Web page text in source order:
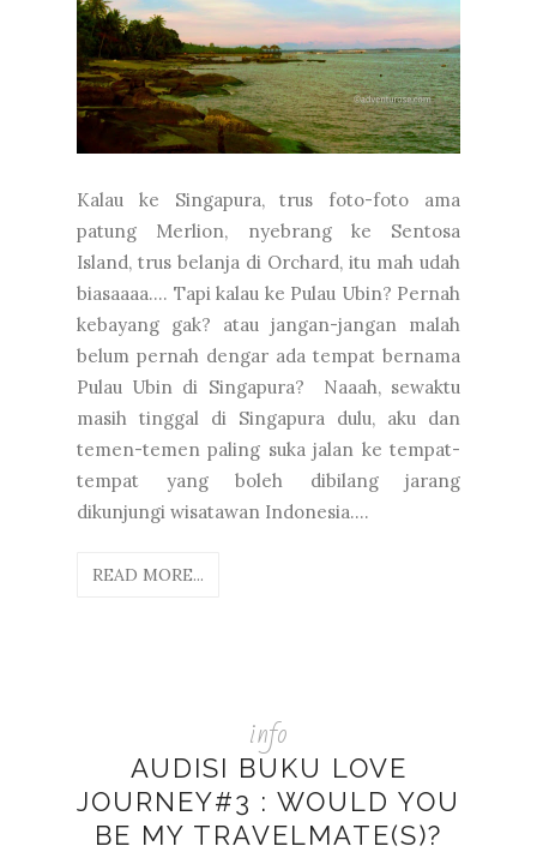
Kalau ke Singapura, trus foto-foto ama
patung Merlion, nyebrang ke Sentosa
Island, trus belanja di Orchard, itu mah udah
biasaaaa.... Tapi kalau ke Pulau Ubin? Pernah
kebayang gak? atau jangan-jangan malah
belum pernah dengar ada tempat bernama
Pulau Ubin di Singapura? Naaah, sewaktu
masih tinggal di Singapura dulu, aku dan
temen-temen paling suka jalan ke tempat-
tempat yang boleh dibilang jarang
dikunjungi wisatawan Indonesia....
READ MORE...
info
AUDISI BUKU LOVE
JOURNEY#3 : WOULD YOU
BE MY TRAVELMATE(S)?